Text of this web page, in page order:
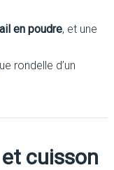
en poudre, et une
rondelle d’un
cuisson